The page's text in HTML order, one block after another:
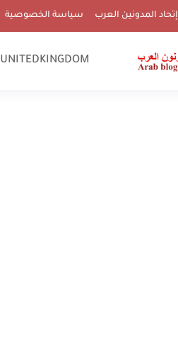
إتحاد المدونين العرب سياسة الخصوصية
UNITEDKINGDOM